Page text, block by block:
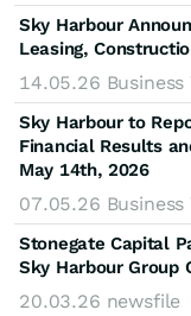
Sky Harbour
Leasing,
14.05.26
Sky Harbour to
Financial Results
May 14th, 2026
07.05.26
Stonegate Capital
Sky Harbour Group
20.03.26 newsfile